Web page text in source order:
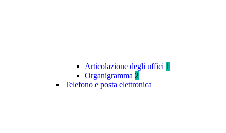
Articolazione degli uffici 1
Organigramma 2
Telefono e posta elettronica